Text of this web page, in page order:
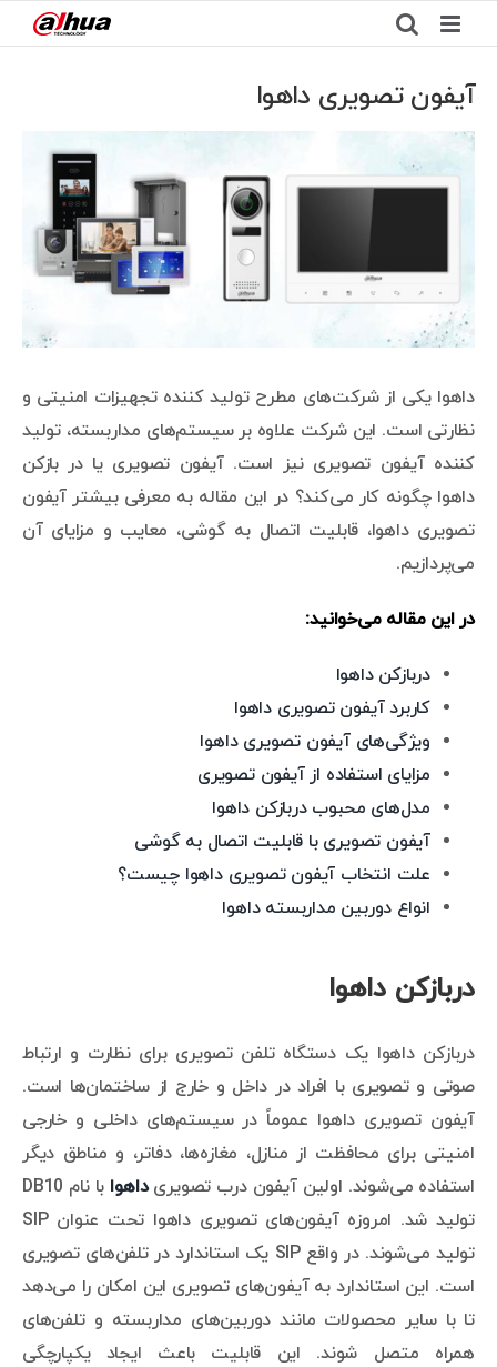
to
content
آیفون تصویری داهوا
View
Larger
داهوا یکی از شرکت‌های مطرح تولید کننده تجهیزات امنیتی و
نظارتی است. این شرکت علاوه بر سیستم‌های مداربسته، تولید
کننده آیفون تصویری نیز است. آیفون تصویری یا در بازکن
داهوا چگونه کار می‌کند؟ در این مقاله به معرفی بیشتر آیفون
تصویری داهوا، قابلیت اتصال به گوشی، معایب و مزایای آن
می‌پردازیم.
در این مقاله می‌خوانید:
دربازکن داهوا
کاربرد آیفون تصویری داهوا
ویژگی‌های آیفون تصویری داهوا
مزایای استفاده از آیفون تصویری
مدل‌های محبوب دربازکن داهوا
آیفون تصویری با قابلیت اتصال به گوشی
علت انتخاب آیفون تصویری داهوا چیست؟
انواع دوربین مداربسته داهوا
دربازکن داهوا
دربازکن داهوا یک دستگاه تلفن تصویری برای نظارت و ارتباط
صوتی و تصویری با افراد در داخل و خارج از ساختمان‌ها است.
آیفون تصویری داهوا عموماً در سیستم‌های داخلی و خارجی
امنیتی برای محافظت از منازل، مغازه‌ها، دفاتر، و مناطق دیگر
استفاده می‌شوند. اولین آیفون درب تصویریداهوا
با نام DB10
تولید شد. امروزه آیفون‌های تصویری داهوا تحت عنوان SIP
تولید می‌شوند. در واقع SIP یک استاندارد در تلفن‌های تصویری
است. این استاندارد به آیفون‌های تصویری این امکان را می‌دهد
تا با سایر محصولات مانند دوربین‌های مداربسته و تلفن‌های
همراه متصل شوند. این قابلیت باعث ایجاد یکپارچگی